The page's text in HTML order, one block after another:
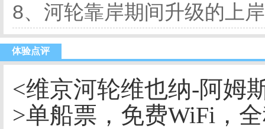
8、河轮靠岸期间升级的上
体验点评
<维京河轮维也纳-阿姆
>单船票，免费WiFi，